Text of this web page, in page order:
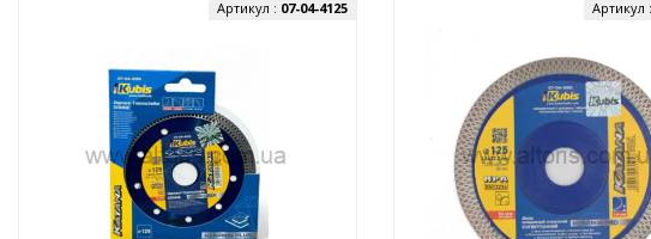
Артикул : 07-04-4125 Артикул :